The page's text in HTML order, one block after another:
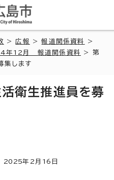
>広報 >報道関係資料
>
年12月 報道関係資料
> 第
します
衛生推進員を募
2025年2月 16 日